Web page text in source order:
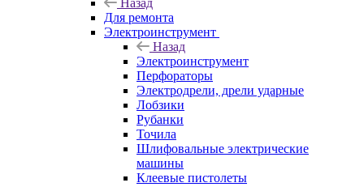
Назад
Для ремонта
Электроинструмент
Назад
Электроинструмент
Перфораторы
Электродрели, дрели ударные
Лобзики
Рубанки
Точила
Шлифовальные электрические
машины
Клеевые пистолеты